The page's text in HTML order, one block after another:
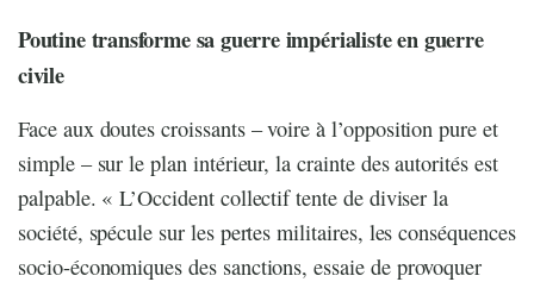
Poutine transforme sa guerre impérialiste en guerre
civile
Face aux doutes croissants – voire à l’opposition pure et
simple – sur le plan intérieur, la crainte des autorités est
palpable. « L’Occident collectif tente de diviser la
société, spécule sur les pertes militaires, les conséquences
socio-économiques des sanctions, essaie de provoquer